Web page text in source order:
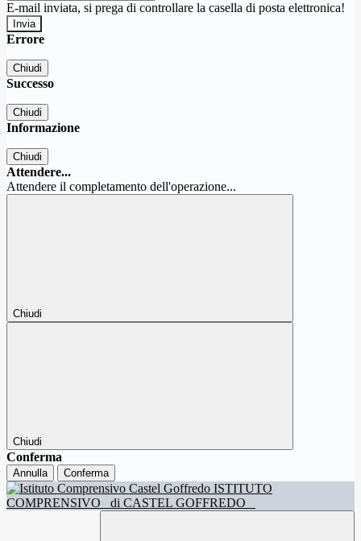
E-mail inviata, si prega di controllare la casella di posta elettronica!
Errore
Chiudi
Successo
Chiudi
Informazione
Chiudi
Attendere...
Attendere il completamento dell'operazione...
Chiudi
Chiudi
Conferma
Annulla Conferma
ISTITUTO
COMPRENSIVO
di CASTEL GOFFREDO